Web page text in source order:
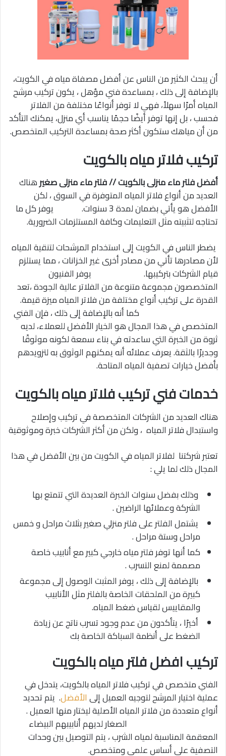
أن يبحث الكثير من الناس عن أفضل مصفاة مياه في الكويت،
بالإضافة إلى ذلك ، بمساعدة فني مؤهل ، يكون تركيب مرشح
المياه أمرًا سهلاً، فهي لا توفر أنواعًا مختلفة من الفلاتر
فحسب ، بل إنها توفر أيضًا حجمًا يناسب أي منزل، يمكنك التأكد
من أن مياهك ستكون أكثر صحة بمساعدة التركيب المتخصص.
تركيب فلاتر مياه بالكويت
أفضل فلتر ماء منزلى بالكويت // فلتر ماء منزلى صغيرهناك
العديد من أنواع فلاتر المياه المتوفرة في السوق ، لكن
الأفضل هو يأتي بضمان لمدة 3 سنوات. يوفر كل ما
تحتاجه لتثبيته مثل التعليمات وكافة المستلزمات الضرورية.
يضطر الناس في الكويت إلى استخدام المرشحات لتنقية المياه
لأن مصادرها تأتي من مصادر أخرى غير الخزانات ، مما يستلزم
قيام الشركات بتركيبها. يوفر الفنيون
المتخصصون مجموعة متنوعة من الفلاتر عالية الجودة ،تعد
القدرة على تركيب أنواع مختلفة من فلاتر المياه ميزة قيمة.
كما أنه بالإضافة إلى ذلك ، فإن الفني
المتخصص في هذا المجال هو الخيار الأفضل للعملاء، لديه
ثروة من الخبرة التي ساعدته في بناء سمعة لكونه موثوقًا
وجديرًا بالثقة. يعرف عملائه أنه يمكنهم الوثوق به لتزويدهم
بأفضل خيارات تصفية المياه المتاحة.
خدمات فني تركيب فلاتر مياه بالكويت
هناك العديد من الشركات المتخصصة في تركيب وإصلاح
واستبدال فلاتر المياه ، ولكن من أكثر الشركات خبرة وموثوقية
تعتبر شركتنا لفلاتر المياه في الكويت من بين الأفضل في هذا
المجال ذلك لما يلي :
وذلك بفضل سنوات الخبرة العديدة التي تتمتع بها
الشركة وعملائها الراضين .
يشتمل الفلتر على فلتر منزلي صغير بثلاث مراحل و خمس
مراحل وستة مراحل .
كما أنها توفر فلتر مياه خارجي كبير مع أنابيب خاصة
مصممة لمنع التسرب .
بالإضافة إلى ذلك ، يوفر المثبت الوصول إلى مجموعة
كبيرة من الملحقات الخاصة بالفلتر مثل الأنابيب
والمقاييس لقياس ضغط المياه.
أخيرًا ، يتأكدون من عدم وجود تسرب ناتج عن زيادة
الضغط على أنظمة السباكة الخاصة بك
تركيب افضل فلتر مياه بالكويت
الفني متخصص في تركيب فلاتر المياه بالكويت، يتدخل في
عملية اختيار المرشح لتوجيه العميل إلىالأفضل. يتم تحديد
أنواع متعددة من فلاتر المياه الأصلية ليختار منها العميل .
الصغار لديهم أنابيبهم البيضاء
المعقمة المناسبة لمياه الشرب ، يتم التوصيل بين وحدات
التصفية على أساس علمي ومتخصص.